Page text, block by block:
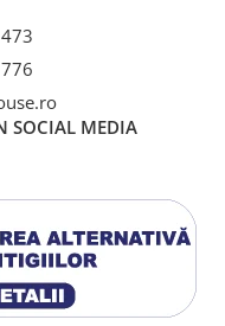
SOCIAL MEDIA